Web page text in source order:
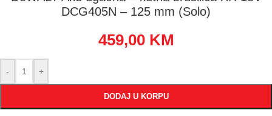
DCG405N – 125 mm (Solo)
459,00 KM
- +
DODAJ U KORPU